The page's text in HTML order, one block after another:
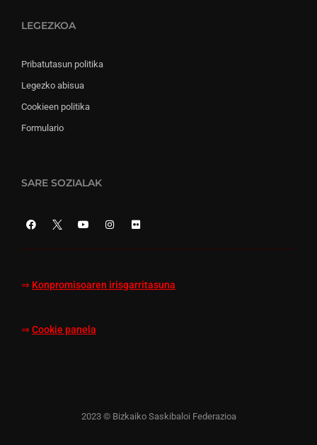
LEGEZKOA
Pribatutasun politika
Legezko abisua
Cookieen politika
Formulario
SARE SOZIALAK
⇒ Konpromisoaren irisgarritasuna
⇒ Cookie panela
2023 © Bizkaiko Saskibaloi Federazioa